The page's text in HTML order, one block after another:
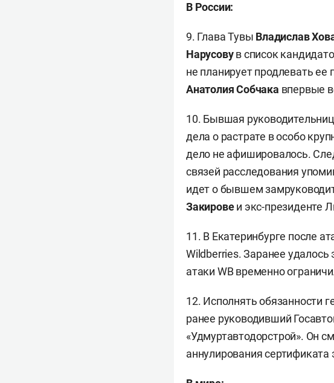
В России:
9. Глава Тувы Владислав
Нарусовув список
не планирует продлевать
Анатолия Собчака впервые
10. Бывшая
дела о растрате в особо
дело не афишировалось.
связей расследования
идет о бывшем
Закировеи экс-президенте
11. В Екатеринбурге после
Wildberries. Заранее удалось
атаки WB временно
12. Исполнять обязанности
ранее руководивший
«Удмуртавтодорстрой». Он
аннулирования